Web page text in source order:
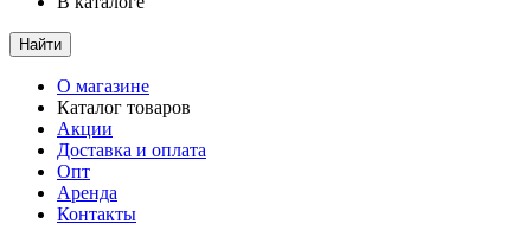
Найти
О магазине
Каталог товаров
Акции
Доставка и оплата
Опт
Аренда
Контакты